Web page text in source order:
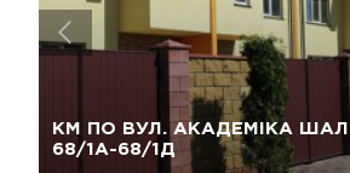
КМ ПО ВУЛ. АКАДЕМІКА
68/1А-68/1Д
Так, видалити Відміна